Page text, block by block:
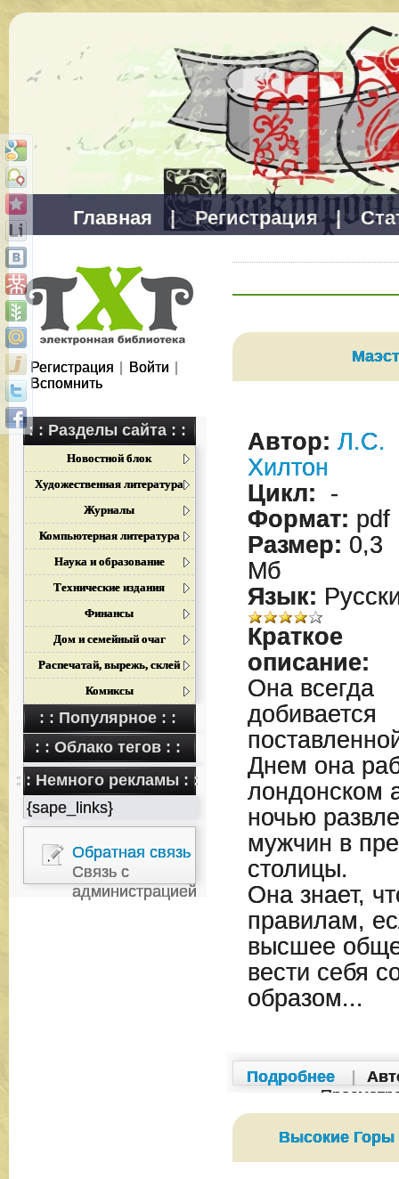
Главная | Регистрация |
Регистрация Войти
Вспомнить
: : Разделы сайта : :
Новостной блок
Художественная литература
Журналы
Компьютерная литература
Наука и образование
Технические издания
Финансы
Дом и семейный очаг
Распечатай, вырежь, склей
Комиксы
: : Популярное : :
: : Облако тегов : :
: : Немного рекламы : :
{sape_links}
Обратная связь
Связь с
администрацией
Автор: Л.С.
Хилтон
Цикл: -
Формат: pdf
Размер: 0,3
Мб
Язык:
Краткое
описание:
Она всегда
добивается
Днем она
лондонском
ночью
мужчин в
столицы.
Она знает,
правилам,
высшее
вести себя
образом...
Подробнее
Высокие Горы